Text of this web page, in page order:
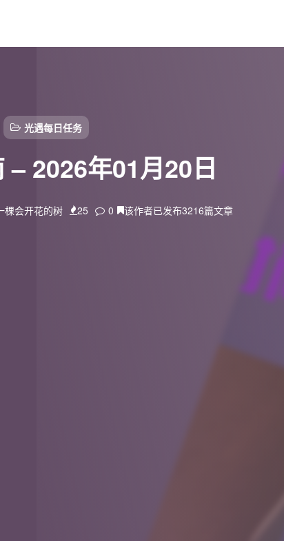
光遇每日任务
– 2026年01月20日
棵会开花的树 25 0 该作者已发布3216篇文章